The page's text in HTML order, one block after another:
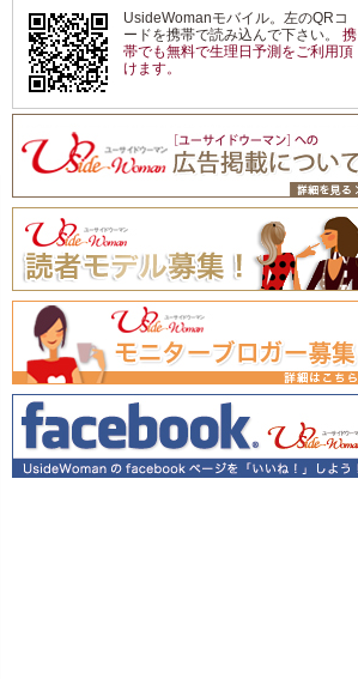
UsideWomanモバイル。左のQRコ
ードを携帯で読み込んで下さい。 携
帯でも無料で生理日予測 をご利用頂
けます。